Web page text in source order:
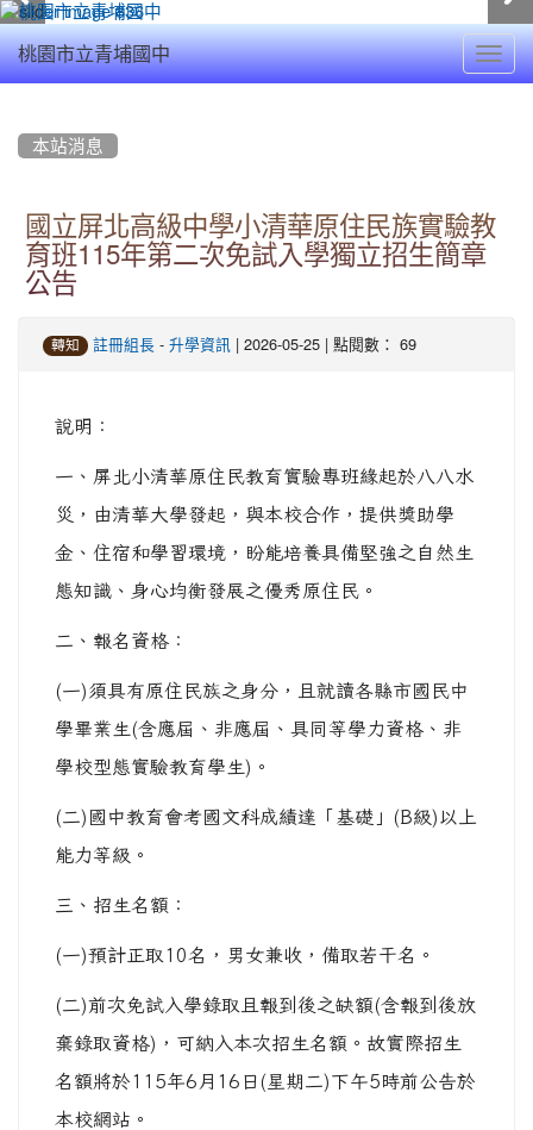
桃園市立青埔國中
本站消息
國立屏北高級中學小清華原住民族實驗教
育班115年第二次免試入學獨立招生簡章
公告
轉知 註冊組長 - 升學資訊 | 2026-05-25 | 點閱數： 69
說明：
一、屏北小清華原住民教育實驗專班緣起於八八水
災，由清華大學發起，與本校合作，提供獎助學
金、住宿和學習環境，盼能培養具備堅強之自然生
態知識、身心均衡發展之優秀原住民。
二、報名資格：
(一)須具有原住民族之身分，且就讀各縣市國民中
學畢業生(含應屆、非應屆、具同等學力資格、非
學校型態實驗教育學生)。
(二)國中教育會考國文科成績達「基礎」(B級)以上
能力等級。
三、招生名額：
(一)預計正取10名，男女兼收，備取若干名。
(二)前次免試入學錄取且報到後之缺額(含報到後放
棄錄取資格)，可納入本次招生名額。故實際招生
名額將於115年6月16日(星期二)下午5時前公告於
本校網站。